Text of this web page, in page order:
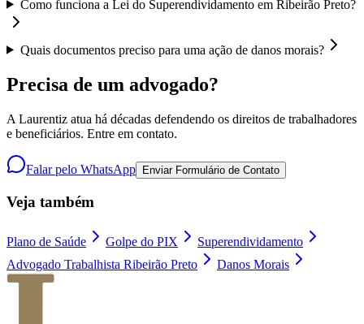
Como funciona a Lei do Superendividamento em Ribeirão Preto?
Quais documentos preciso para uma ação de danos morais?
Precisa de um advogado?
A Laurentiz atua há décadas defendendo os direitos de trabalhadores
e beneficiários. Entre em contato.
Falar pelo WhatsApp Enviar Formulário de Contato
Veja também
Plano de Saúde Golpe do PIX
Superendividamento
Advogado Trabalhista Ribeirão Preto
Danos Morais